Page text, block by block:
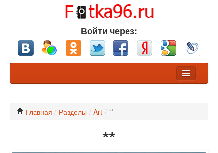
Войти через:
Конкурсы
Участники
Главная / Разделы / Art / **
**